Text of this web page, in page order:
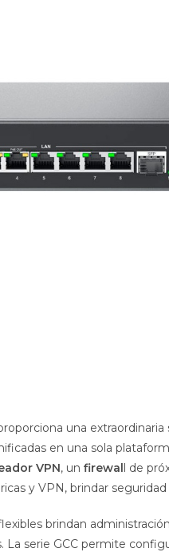
una
en una sola
VPN, unfirewall de
y VPN, brindar
brindan
La serie GCC permite